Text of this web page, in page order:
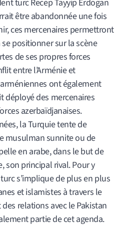
turc Recep Tayyip Erdogan
être abandonnée une fois
ces mercenaires permettront
positionner sur la scène
de ses propres forces
entre l’Arménie et
ont également
déployé des mercenaires
azerbaïdjanaises.
la Turquie tente de
musulman sunnite ou de
en arabe, dans le but de
son principal rival. Pour y
s’implique de plus en plus
et islamistes à travers le
relations avec le Pakistan
partie de cet agenda.